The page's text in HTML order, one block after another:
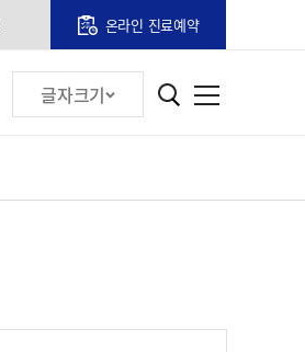
온라인 진료예약
글자크기